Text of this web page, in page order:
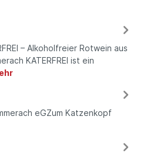
– Alkoholfreier Rotwein aus
KATERFREI ist ein
eGZum Katzenkopf